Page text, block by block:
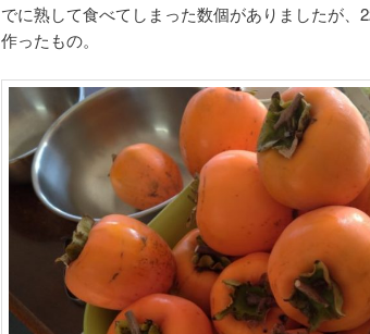
でに熟して食べてしまった数個がありましたが、
作ったもの。